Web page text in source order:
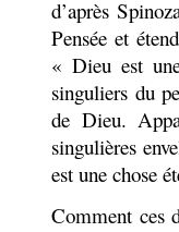
d’après
Pensée et
« Dieu est
singuliers du
de Dieu.
singulières
est une chose
Comment ces